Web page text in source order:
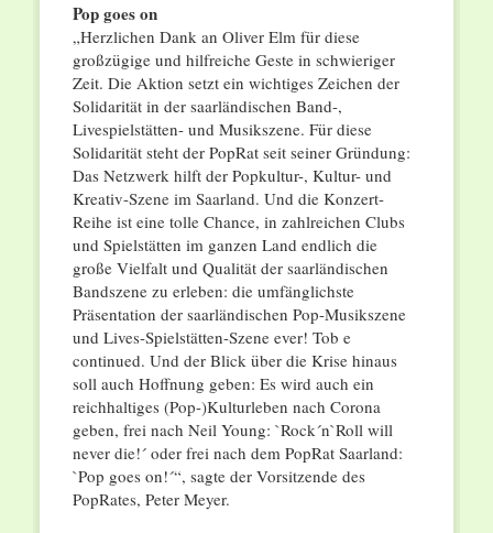
Pop goes on
„Herzlichen Dank an Oliver Elm für diese
großzügige und hilfreiche Geste in schwieriger
Zeit. Die Aktion setzt ein wichtiges Zeichen der
Solidarität in der saarländischen Band-,
Livespielstätten- und Musikszene. Für diese
Solidarität steht der PopRat seit seiner Gründung:
Das Netzwerk hilft der Popkultur-, Kultur- und
Kreativ-Szene im Saarland. Und die Konzert-
Reihe ist eine tolle Chance, in zahlreichen Clubs
und Spielstätten im ganzen Land endlich die
große Vielfalt und Qualität der saarländischen
Bandszene zu erleben: die umfänglichste
Präsentation der saarländischen Pop-Musikszene
und Lives-Spielstätten-Szene ever! Tob e
continued. Und der Blick über die Krise hinaus
soll auch Hoffnung geben: Es wird auch ein
reichhaltiges (Pop-)Kulturleben nach Corona
geben, frei nach Neil Young: `Rock´n`Roll will
never die!´ oder frei nach dem PopRat Saarland:
`Pop goes on!´“, sagte der Vorsitzende des
PopRates, Peter Meyer.